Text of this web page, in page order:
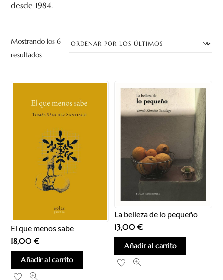
desde 1984.
Mostrando los 6
resultadosOrdenado
los
El que menos sabe
18,00€
Añadir al carrito
La belleza de lo pequeño
13,00€
Añadir al carrito